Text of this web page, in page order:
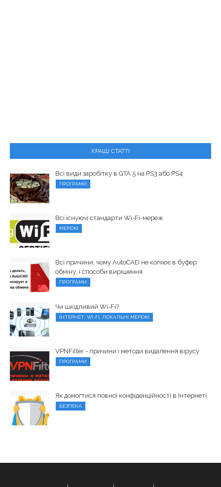
КРАЩІ СТАТТІ
Всі види заробітку в GTA 5 на PS3 або PS4
ПРОГРАМИ
Всі існуючі стандарти Wi-Fi-мереж
МЕРЕЖІ
Всі причини, чому AutoCAD не копіює в буфер
обміну, і способи вирішення
ПРОГРАМИ
Чи шкідливий Wi-Fi?
ІНТЕРНЕТ, WI-FI, ЛОКАЛЬНІ МЕРЕЖІ
VPNFilter - причини і методи видалення вірусу
ПРОГРАМИ
Як домогтися повної конфіденційності в Інтернеті
БЕЗПЕКА